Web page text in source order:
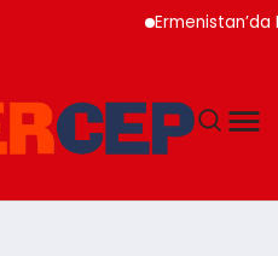
Ermenistan’da Nikol